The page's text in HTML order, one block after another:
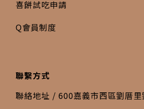
喜餅試吃申請
Q會員制度
聯繫方式
聯絡地址 / 600嘉義市西區劉厝